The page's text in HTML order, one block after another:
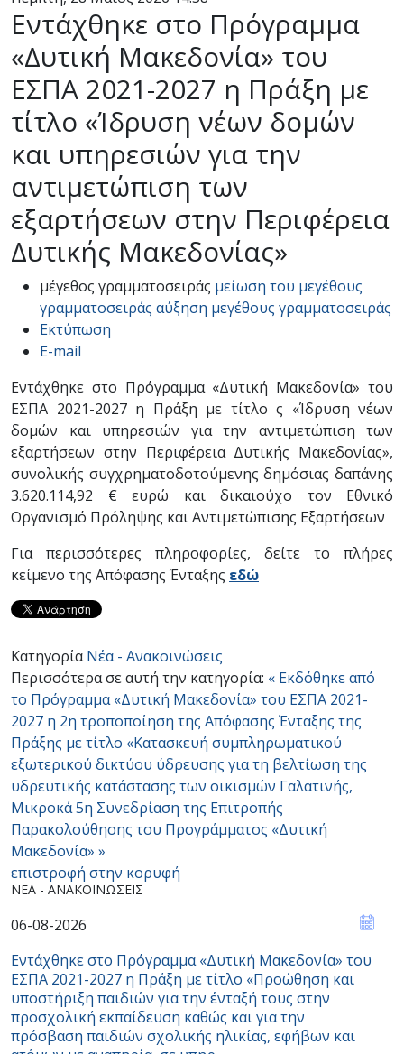
Εντάχθηκε στο Πρόγραμμα
«Δυτική Μακεδονία» του
ΕΣΠΑ 2021-2027 η Πράξη με
τίτλο «Ίδρυση νέων δομών
και υπηρεσιών για την
αντιμετώπιση των
εξαρτήσεων στην Περιφέρεια
Δυτικής Μακεδονίας»
μέγεθος γραμματοσειράς μείωση του μεγέθους
γραμματοσειράς αύξηση μεγέθους γραμματοσειράς
Εκτύπωση
E-mail
Εντάχθηκε στο Πρόγραμμα «Δυτική Μακεδονία» του
ΕΣΠΑ 2021-2027 η Πράξη με τίτλο ς «Ίδρυση νέων
δομών και υπηρεσιών για την αντιμετώπιση των
εξαρτήσεων στην Περιφέρεια Δυτικής Μακεδονίας»,
συνολικής συγχρηματοδοτούμενης δημόσιας δαπάνης
3.620.114,92 € ευρώ και δικαιούχο τον Εθνικό
Οργανισμό Πρόληψης και Αντιμετώπισης Εξαρτήσεων
Για περισσότερες πληροφορίες, δείτε το πλήρες
κείμενο της Απόφασης Ένταξης εδώ
Κατηγορία Νέα - Ανακοινώσεις
Περισσότερα σε αυτή την κατηγορία: « Εκδόθηκε από
το Πρόγραμμα «Δυτική Μακεδονία» του ΕΣΠΑ 2021-
2027 η 2η τροποποίηση της Απόφασης Ένταξης της
Πράξης με τίτλο «Κατασκευή συμπληρωματικού
εξωτερικού δικτύου ύδρευσης για τη βελτίωση της
υδρευτικής κατάστασης των οικισμών Γαλατινής,
Μικροκά5η Συνεδρίαση της Επιτροπής
Παρακολούθησης του Προγράμματος «Δυτική
Μακεδονία» »
επιστροφή στην κορυφή
ΝΈΑ - ΑΝΑΚΟΙΝΏΣΕΙΣ
06-08-2026
Εντάχθηκε στο Πρόγραμμα «Δυτική Μακεδονία» του
ΕΣΠΑ 2021-2027 η Πράξη με τίτλο «Προώθηση και
υποστήριξη παιδιών για την ένταξή τους στην
προσχολική εκπαίδευση καθώς και για την
πρόσβαση παιδιών σχολικής ηλικίας, εφήβων και